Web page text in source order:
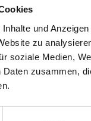
und
zu
soziale Medien,
zusammen,